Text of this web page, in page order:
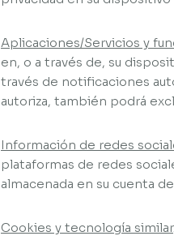
Aplicaciones/Servicios y
en, o a través de, su
través de notificaciones
autoriza, también podrá
Información de redes
plataformas de redes
almacenada en su cuenta
Cookies y tecnología similar